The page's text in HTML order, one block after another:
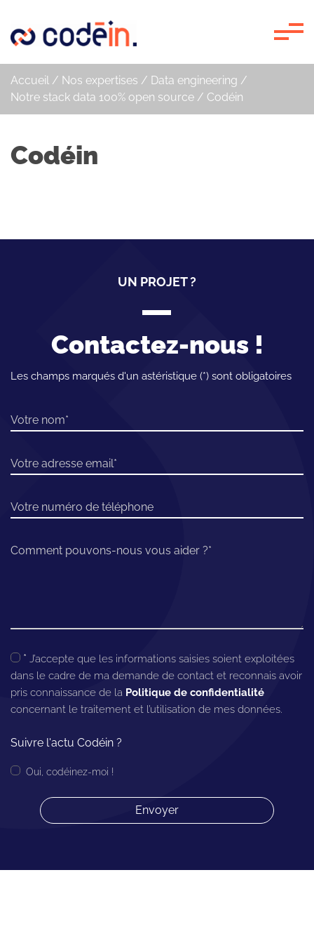
Accueil / Nos expertises / Data engineering /
Notre stack data 100% open source / Codéin
Codéin
UN PROJET ?
Contactez-nous !
Les champs marqués d'un astéristique (*) sont obligatoires
Votre nom
Votre adresse email
Votre numéro de téléphone
Comment pouvons-nous vous aider ?
* J’accepte que les informations saisies soient exploitées
dans le cadre de ma demande de contact et reconnais avoir
pris connaissance de la Politique de confidentialité
concernant le traitement et l’utilisation de mes données.
Suivre l'actu Codéin ?
Oui, codéinez-moi !